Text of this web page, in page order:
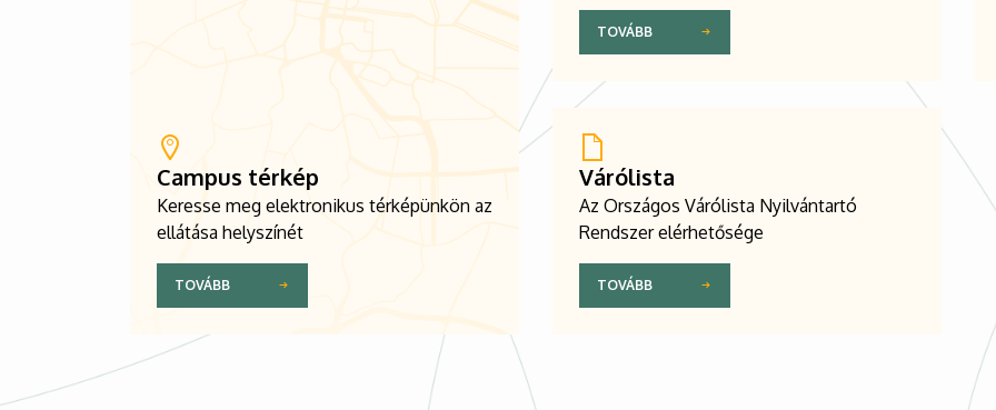
Campus térkép
Keresse meg elektronikus térképünkön az
ellátása helyszínét
TOVÁBB
TOVÁBB
Várólista
Az Országos Várólista Nyilvántartó
Rendszer elérhetősége
TOVÁBB